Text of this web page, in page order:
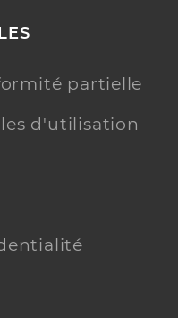
partielle
d'utilisation